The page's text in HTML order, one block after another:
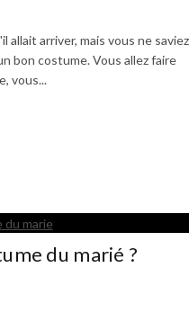
allait arriver, mais vous ne saviez
bon costume. Vous allez faire
vous...
du marié ?